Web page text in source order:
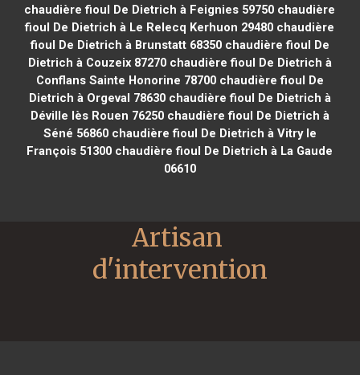
chaudière fioul De Dietrich à Feignies 59750 chaudière
fioul De Dietrich à Le Relecq Kerhuon 29480 chaudière
fioul De Dietrich à Brunstatt 68350chaudière fioul De
Dietrich à Couzeix 87270chaudière fioul De Dietrich à
Conflans Sainte Honorine 78700chaudière fioul De
Dietrich à Orgeval 78630chaudière fioul De Dietrich à
Déville lès Rouen 76250chaudière fioul De Dietrich à
Séné 56860chaudière fioul De Dietrich à Vitry le
François 51300 chaudière fioul De Dietrich à La Gaude
06610
Artisan
d'intervention